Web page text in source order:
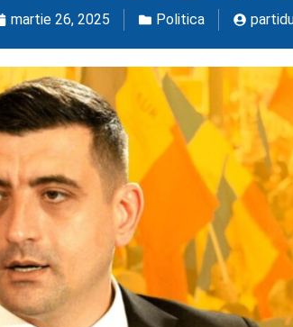
martie 26, 2025 Politica